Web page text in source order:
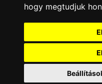
hogy megtudjuk